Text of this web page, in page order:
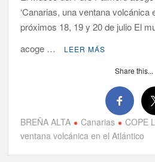
‘Canarias, una ventana volcánica
próximos 18, 19 y 20 de julio El
acoge …
LEER MÁS
Share this...
BREÑA ALTA Canarias COPE
ventana volcánica en el Atlántico